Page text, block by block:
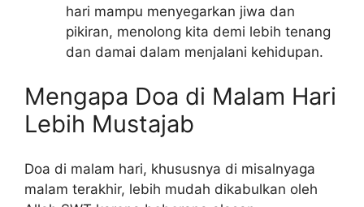
hari mampu menyegarkan jiwa dan
pikiran, menolong kita demi lebih tenang
dan damai dalam menjalani kehidupan.
Mengapa Doa di Malam Hari
Lebih Mustajab
Doa di malam hari, khususnya di misalnyaga
malam terakhir, lebih mudah dikabulkan oleh